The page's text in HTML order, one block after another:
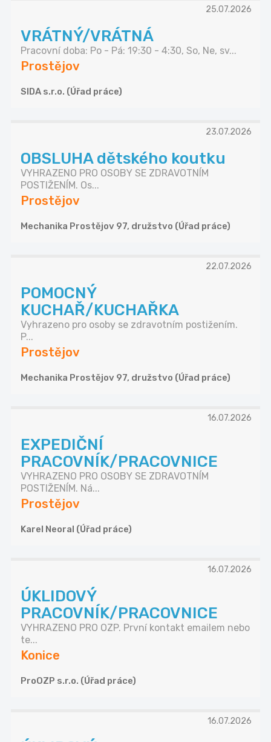
25.07.2026
VRÁTNÝ/VRÁTNÁ
Pracovní doba: Po - Pá: 19:30 - 4:30, So, Ne, sv...
Prostějov
SIDA s.r.o. (Úřad práce)
23.07.2026
OBSLUHA dětského koutku
VYHRAZENO PRO OSOBY SE ZDRAVOTNÍM
POSTIŽENÍM. Os...
Prostějov
Mechanika Prostějov 97, družstvo (Úřad práce)
22.07.2026
POMOCNÝ
KUCHAŘ/KUCHAŘKA
Vyhrazeno pro osoby se zdravotním postižením.
P...
Prostějov
Mechanika Prostějov 97, družstvo (Úřad práce)
16.07.2026
EXPEDIČNÍ
PRACOVNÍK/PRACOVNICE
VYHRAZENO PRO OSOBY SE ZDRAVOTNÍM
POSTIŽENÍM. Ná...
Prostějov
Karel Neoral (Úřad práce)
16.07.2026
ÚKLIDOVÝ
PRACOVNÍK/PRACOVNICE
VYHRAZENO PRO OZP. První kontakt emailem nebo
te...
Konice
ProOZP s.r.o. (Úřad práce)
16.07.2026